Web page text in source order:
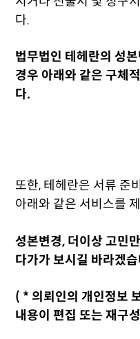
다.
법무법인 테헤란의 성
경우 아래와 같은 구체
다.
또한, 테헤란은 서류 준
아래와 같은 서비스를
성본변경, 더이상 고민
다가가 보시길 바라겠
( * 의뢰인의 개인정보
내용이 편집 또는 재구